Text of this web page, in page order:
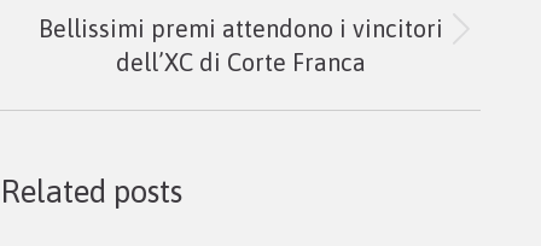
Next
post:
Bellissimi premi attendono i vincitori
dell’XC di Corte Franca
Related posts